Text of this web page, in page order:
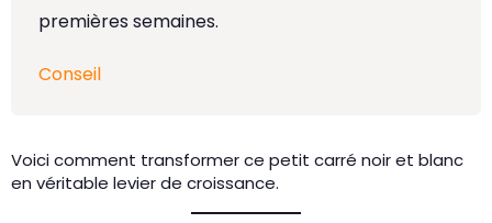
premières semaines.
Conseil
Voici comment transformer ce petit carré noir et blanc
en véritable levier de croissance.